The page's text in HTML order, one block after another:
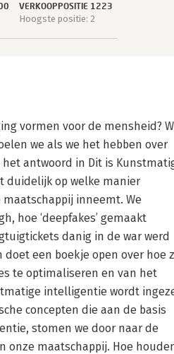
VERKOOPPOSITIE 1223
Hoogste positie: 2
vormen voor de mensheid?
we als we het hebben over
antwoord in Dit is
duidelijk op welke manier
inneemt. We
hoe ‘deepfakes’ gemaakt
danig in de war werd
een boekje open over hoe
te optimaliseren en van het
intelligentie wordt
concepten die aan de basis
stomen we door naar de
maatschappij. Hoe